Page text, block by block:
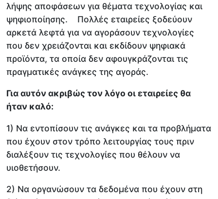
λήψης αποφάσεων για θέματα τεχνολογίας και
ψηφιοποίησης. Πολλές εταιρείες ξοδεύουν
αρκετά λεφτά για να αγοράσουν τεχνολογίες
που δεν χρειάζονται και εκδίδουν ψηφιακά
προϊόντα, τα οποία δεν αφουγκράζονται τις
πραγματικές ανάγκες της αγοράς.
Για αυτόν ακριβώς τον λόγο οι εταιρείες θα
ήταν καλό:
1) Να εντοπίσουν τις ανάγκες και τα προβλήματα
που έχουν στον τρόπο λειτουργίας τους πριν
διαλέξουν τις τεχνολογίες που θέλουν να
υιοθετήσουν.
2) Να οργανώσουν τα δεδομένα που έχουν στη